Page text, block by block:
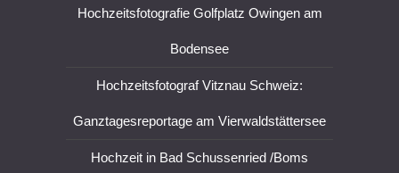
Hochzeitsfotografie Golfplatz Owingen am
Bodensee
Hochzeitsfotograf Vitznau Schweiz:
Ganztagesreportage am Vierwaldstättersee
Hochzeit in Bad Schussenried /Boms